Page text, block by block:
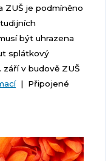
ZUŠ je podmíněno
být uhrazena
splátkový
září v budově ZUŠ
| Připojené